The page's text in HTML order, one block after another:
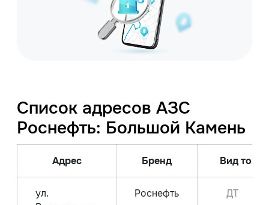
Список адресов АЗС
Роснефть: Большой Камень
Адрес Бренд Вид
ул.
Роснефть
ДТ